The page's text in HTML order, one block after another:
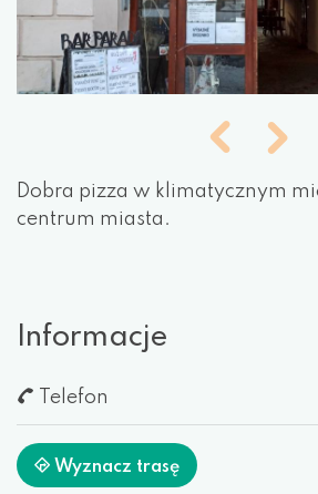
Dobra pizza w klimatycznym
centrum miasta.
Informacje
Telefon
Wyznacz trasę